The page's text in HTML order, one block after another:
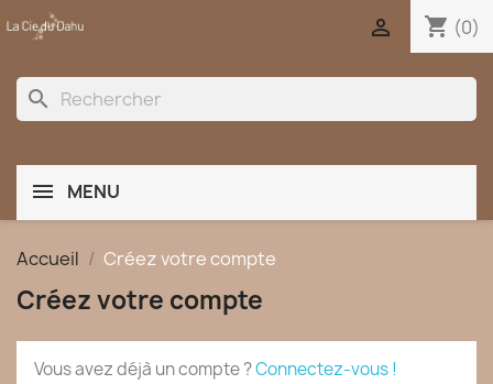
shopping_cart (0)

search
MENU
Accueil Créez votre compte
Créez votre compte
Vous avez déjà un compte ?Connectez-vous !